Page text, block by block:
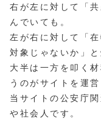
右が左に対して「
んでいても。
左が右に対して「
対象じゃないか」と
大半は一方を叩く
うのがサイトを運
当サイトの公安庁
や社会人です。